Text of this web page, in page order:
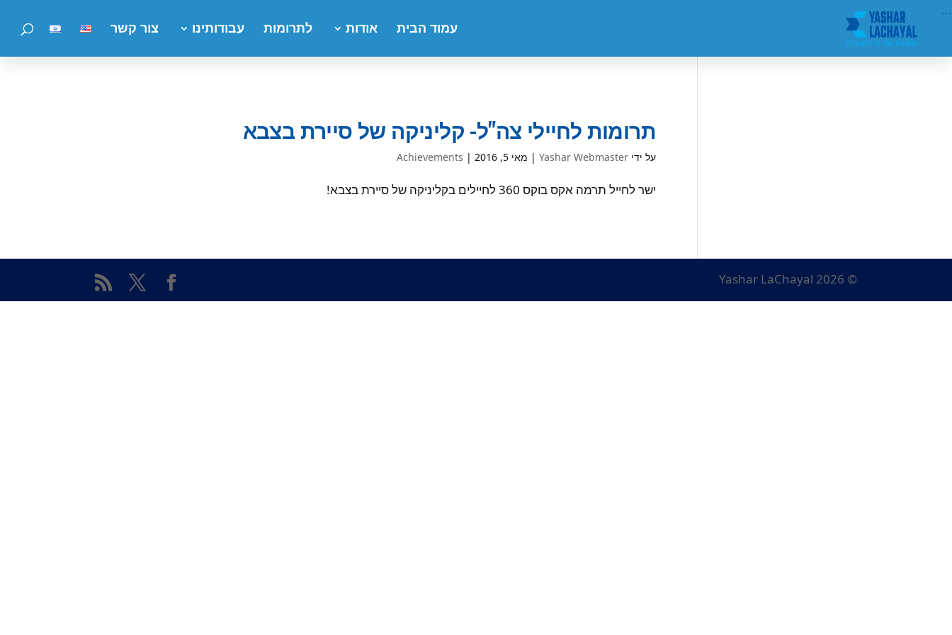
...
עמוד הבית אודות לתרומות עבודותינו צור קשר
תרומות לחיילי צה"ל- קליניקה של סיירת בצבא
על ידי Yashar Webmaster
| מאי 5, 2016 |
Achievements
ישר לחייל תרמה אקס בוקס 360 לחיילים בקליניקה של סיירת בצבא!
© Yashar LaChayal 2026